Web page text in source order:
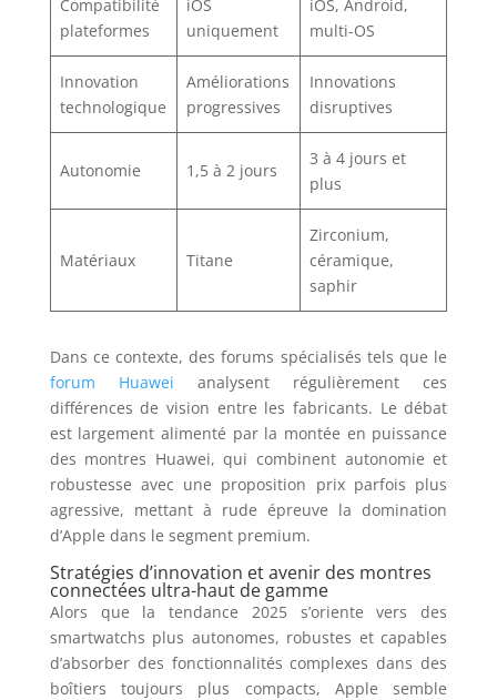
Compatibilité
plateformes
iOS
uniquement
iOS, Android,
multi-OS
Innovation
technologique
Améliorations
progressives
Innovations
disruptives
Autonomie 1,5 à 2 jours
3 à 4 jours et
plus
Matériaux Titane
Zirconium,
céramique,
saphir
Dans ce contexte, des forums spécialisés tels que le
forum Huawei analysent régulièrement ces
différences de vision entre les fabricants. Le débat
est largement alimenté par la montée en puissance
des montres Huawei, qui combinent autonomie et
robustesse avec une proposition prix parfois plus
agressive, mettant à rude épreuve la domination
d’Apple dans le segment premium.
Stratégies d’innovation et avenir des montres
connectées ultra-haut de gamme
Alors que la tendance 2025 s’oriente vers des
smartwatchs plus autonomes, robustes et capables
d’absorber des fonctionnalités complexes dans des
boîtiers toujours plus compacts, Apple semble